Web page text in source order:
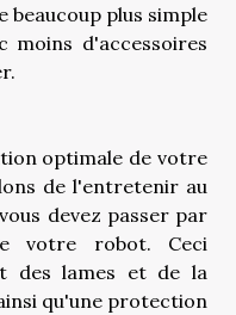
plus simple
moins d'accessoires
optimale de votre
de l'entretenir au
devez passer par
votre robot. Ceci
des lames et de la
qu'une protection